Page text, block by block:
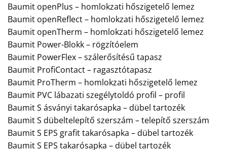
Baumit openPlus – homlokzati hőszigetelő lemez
Baumit openReflect – homlokzati hőszigetelő lemez
Baumit openTherm – homlokzati hőszigetelő lemez
Baumit Power-Blokk – rögzítóelem
Baumit PowerFlex – szálerősítésű tapasz
Baumit ProfiContact – ragasztótapasz
Baumit ProTherm – homlokzati hőszigetelő lemez
Baumit PVC lábazati szegélytoldó profil – profil
Baumit S ásványi takarósapka – dübel tartozék
Baumit S dübeltelepítő szerszám – telepítő szerszám
Baumit S EPS grafit takarósapka – dübel tartozék
Baumit S EPS takarósapka – dübel tartozék